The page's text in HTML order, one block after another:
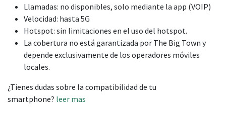
Llamadas: no disponibles, solo mediante la app (VOIP)
Velocidad: hasta 5G
Hotspot: sin limitaciones en el uso del hotspot.
La cobertura no está garantizada por The Big Town y
depende exclusivamente de los operadores móviles
locales.
¿Tienes dudas sobre la compatibilidad de tu
smartphone? leer mas